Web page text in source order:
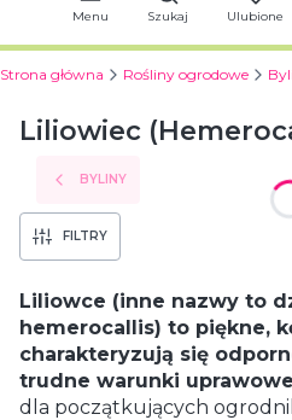
Menu Szukaj Ulubione
Strona główna Rośliny ogrodowe
Liliowiec
BYLINY
FILTRY
Liliowce (inne nazwy to
hemerocallis) to piękne,
charakteryzują się
trudne warunki uprawowe
dla początkujących